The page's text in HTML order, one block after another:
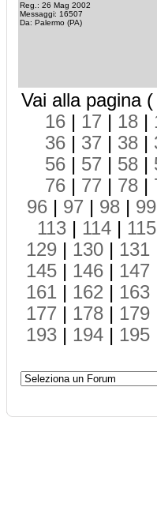
Reg.: 26 Mag 2002
Messaggi: 16507
Da: Palermo (PA)
Vai alla pagina (
16 | 17 | 18 |
36 | 37 | 38 |
56 | 57 | 58 |
76 | 77 | 78 |
96 | 97 | 98 | 99
113 | 114 | 115
129 | 130 | 131
145 | 146 | 147
161 | 162 | 163
177 | 178 | 179
193 | 194 | 195